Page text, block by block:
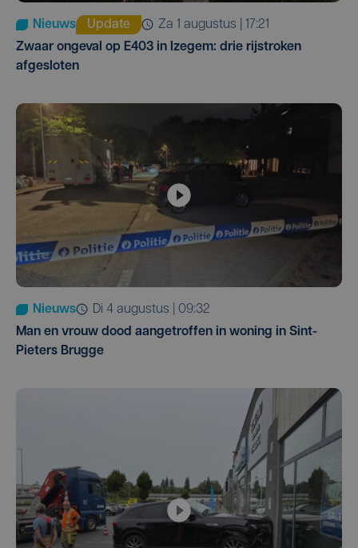
Nieuws Update
za 1 augustus | 17:21
Zwaar ongeval op E403 in Izegem: drie rijstroken
afgesloten
Nieuws
di 4 augustus | 09:32
Man en vrouw dood aangetroffen in woning in Sint-
Pieters Brugge